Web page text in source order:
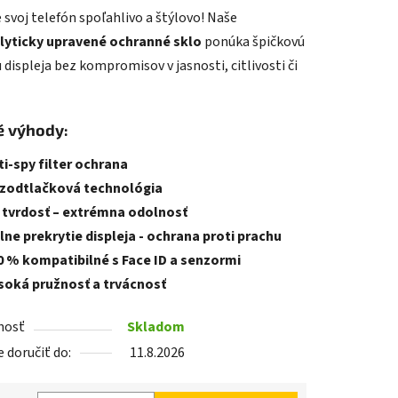
svoj telefón spoľahlivo a štýlovo! Naše
upravené ochranné sklo ponúka špičkovú
displeja bez kompromisov v jasnosti, citlivosti či
výhody:
spy filter ochrana
technológia
tvrdosť – extrémna odolnosť
prekrytie displeja - ochrana proti prachu
% kompatibilné s Face ID a senzormi
pružnosť a trvácnosť
Skladom
doručiť do:
11.8.2026